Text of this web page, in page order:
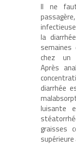
Il ne
la
chez un
Après
diarrhée
luisante
graisses
supérieure